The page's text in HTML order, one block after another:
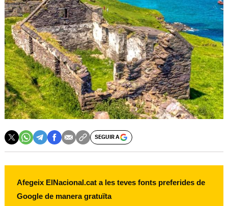
SEGUIR A
Afegeix ElNacional.cat a les teves fonts preferides de
Google de manera gratuïta